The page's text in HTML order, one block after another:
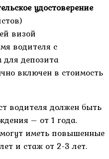
удостоверение
визой
водителя с
депозита
включен в стоимость
водителя должен быть
– от 1 года.
иметь повышенные
и стаж от 2-3 лет.